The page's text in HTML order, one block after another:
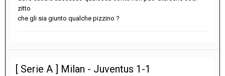
zitto
che gli sia giunto qualche pizzino ?
[ Serie A ] Milan - Juventus 1-1